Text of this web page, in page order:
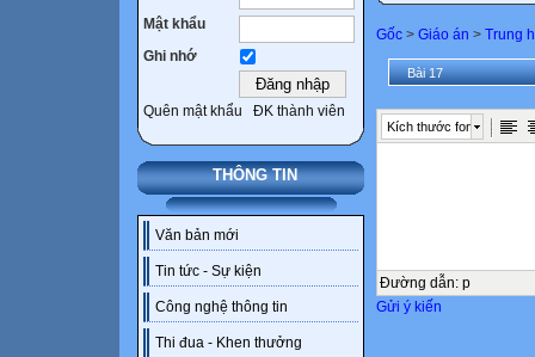
Mật khẩu
Ghi nhớ
Quên mật khẩu ĐK thành viên
THÔNG TIN
Văn bản mới
Tin tức - Sự kiện
Công nghệ thông tin
Thi đua - Khen thưởng
Gốc > Giáo án > Trung
Bài 17
Kích thước font
Đường dẫn: p
Gửi ý kiến